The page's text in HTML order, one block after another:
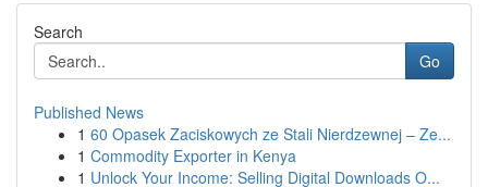
Search
Go
Published News
1 60 Opasek Zaciskowych ze Stali Nierdzewnej – Ze...
1 Commodity Exporter in Kenya
1 Unlock Your Income: Selling Digital Downloads O...